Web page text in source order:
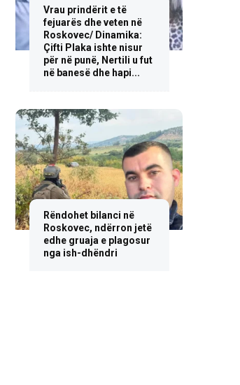
Vrau prindërit e të
fejuarës dhe veten në
Roskovec/ Dinamika:
Çifti Plaka ishte nisur
për në punë, Nertili u fut
në banesë dhe hapi...
Rëndohet bilanci në
Roskovec, ndërron jetë
edhe gruaja e plagosur
nga ish-dhëndri